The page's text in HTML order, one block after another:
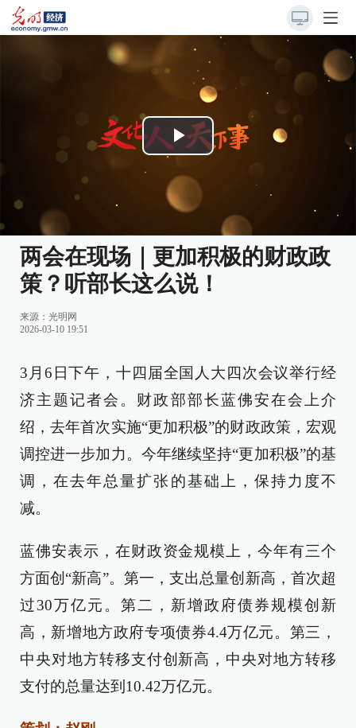
Play
Video
两会在现场｜更加积极的财政政
策？听部长这么说！
来源： 光明网
2026-03-10 19:51
3月6日下午，十四届全国人大四次会议举行经
济主题记者会。财政部部长蓝佛安在会上介
绍，去年首次实施“更加积极”的财政政策，宏观
调控进一步加力。今年继续坚持“更加积极”的基
调，在去年总量扩张的基础上，保持力度不
减。
蓝佛安表示，在财政资金规模上，今年有三个
方面创“新高”。第一，支出总量创新高，首次超
过30万亿元。第二，新增政府债券规模创新
高，新增地方政府专项债券4.4万亿元。第三，
中央对地方转移支付创新高，中央对地方转移
支付的总量达到10.42万亿元。